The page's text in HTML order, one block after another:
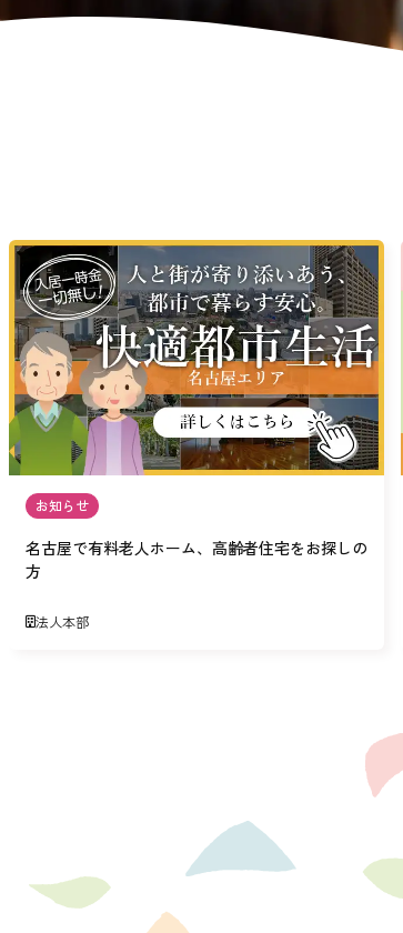
お知らせ
名古屋で有料老人ホーム、高齢者住宅をお探しの
方
法人本部